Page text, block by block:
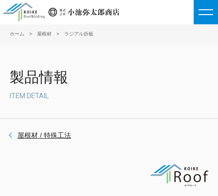
戻る
戻る
戻る
ホーム 屋根材 ラジアル折板
製品情報
ITEM DETAIL
屋根材 / 特殊工法